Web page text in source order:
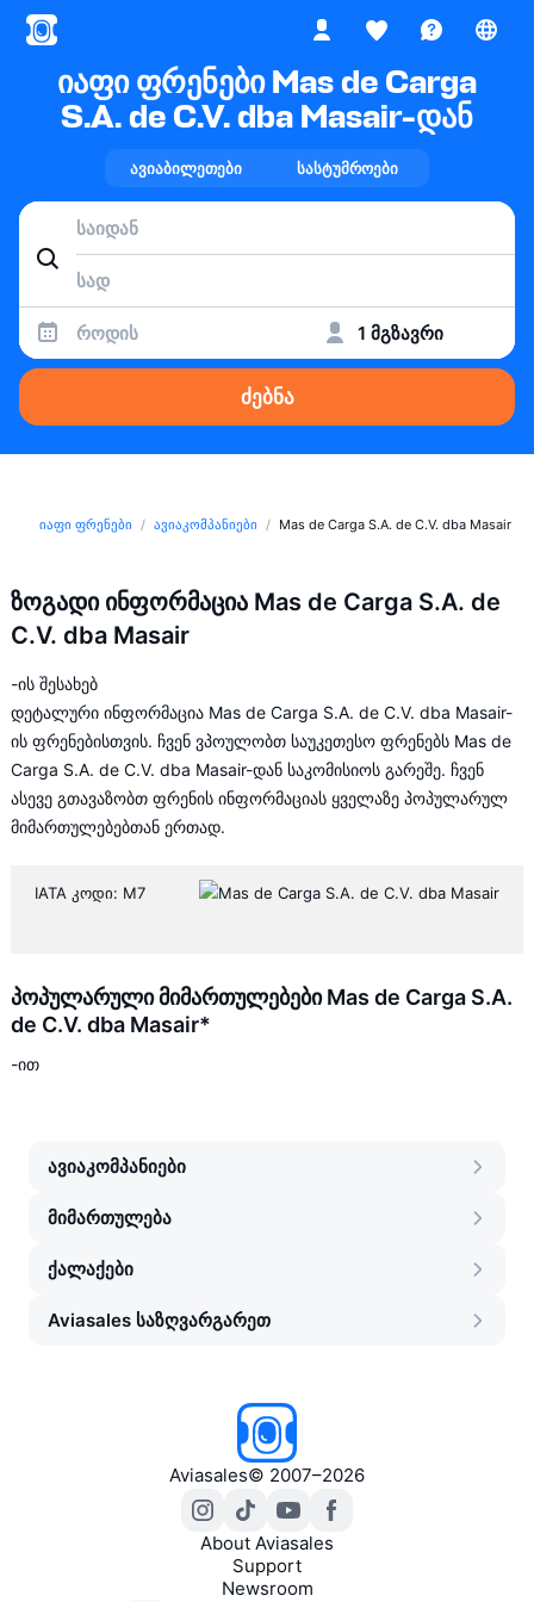
იაფი ფრენები Mas de Carga
S.A. de C.V. dba Masair-დან
ავიაბილეთები სასტუმროები
როდის 1 მგზავრი
ძებნა
იაფი ფრენები ავიაკომპანიები Mas de Carga S.A. de C.V. dba Masair
ზოგადი ინფორმაცია Mas de Carga S.A. de
C.V. dba Masair
-ის შესახებ
დეტალური ინფორმაცია Mas de Carga S.A. de C.V. dba Masair-
ის ფრენებისთვის. ჩვენ ვპოულობთ საუკეთესო ფრენებს Mas de
Carga S.A. de C.V. dba Masair-დან საკომისიოს გარეშე. ჩვენ
ასევე გთავაზობთ ფრენის ინფორმაციას ყველაზე პოპულარულ
მიმართულებებთან ერთად.
IATA კოდი: M7
პოპულარული მიმართულებები Mas de Carga S.A.
de C.V. dba Masair*
-ით
ავიაკომპანიები
მიმართულება
ქალაქები
Aviasales საზღვარგარეთ
Aviasales© 2007–2026
About Aviasales
Support
Newsroom